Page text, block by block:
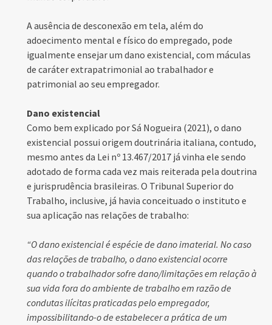
A ausência de desconexão em tela, além do
adoecimento mental e físico do empregado, pode
igualmente ensejar um dano existencial, com máculas
de caráter extrapatrimonial ao trabalhador e
patrimonial ao seu empregador.
Dano existencial
Como bem explicado por Sá Nogueira (2021), o dano
existencial possui origem doutrinária italiana, contudo,
mesmo antes da Lei nº 13.467/2017 já vinha ele sendo
adotado de forma cada vez mais reiterada pela doutrina
e jurisprudência brasileiras. O Tribunal Superior do
Trabalho, inclusive, já havia conceituado o instituto e
sua aplicação nas relações de trabalho:
“O dano existencial é espécie de dano imaterial. No caso
das relações de trabalho, o dano existencial ocorre
quando o trabalhador sofre dano/limitações em relação à
sua vida fora do ambiente de trabalho em razão de
condutas ilícitas praticadas pelo empregador,
impossibilitando-o de estabelecer a prática de um